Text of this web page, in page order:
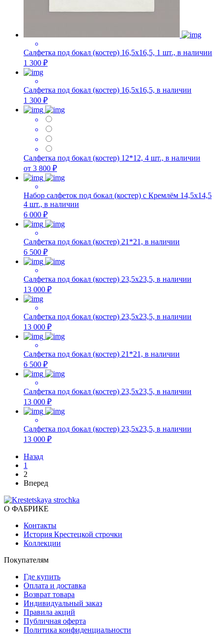
Салфетка под бокал (костер) 16,5х16,5, 1 шт., в наличии
1 300 ₽
Салфетка под бокал (костер) 16,5х16,5, в наличии
1 300 ₽
Салфетка под бокал (костер) 12*12, 4 шт., в наличии
от 3 800 ₽
Набор салфеток под бокал (костер) с Кремлём 14,5х14,5
4 шт., в наличии
6 000 ₽
Салфетка под бокал (костер) 21*21, в наличии
6 500 ₽
Салфетка под бокал (костер) 23,5х23,5, в наличии
13 000 ₽
Салфетка под бокал (костер) 23,5х23,5, в наличии
13 000 ₽
Салфетка под бокал (костер) 21*21, в наличии
6 500 ₽
Салфетка под бокал (костер) 23,5х23,5, в наличии
13 000 ₽
Салфетка под бокал (костер) 23,5х23,5, в наличии
13 000 ₽
Назад
1
2
Вперед
О ФАБРИКЕ
Контакты
История Крестецкой строчки
Коллекции
Покупателям
Где купить
Оплата и доставка
Возврат товара
Индивидуальный заказ
Правила акций
Публичная оферта
Политика конфиденциальности